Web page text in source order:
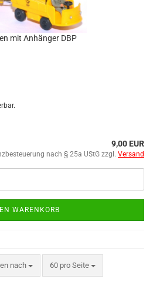
mit An­hän­ger DBP
9,00 EUR
nach § 25a UStG zzgl. Versand
WARENKORB
nach 60 pro Seite